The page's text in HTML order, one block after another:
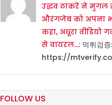
उद्धव ठाकरे ने मुगल
औरंगजेब को अपना
कहा, अधूरा वीडियो
से वायरल…: 먹튀검증:
https://
FOLLOW US